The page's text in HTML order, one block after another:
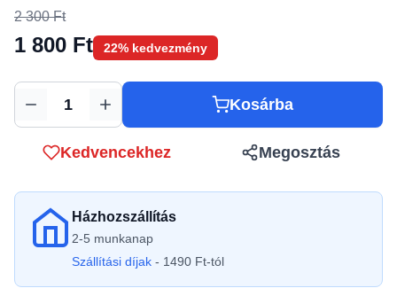
2 300 Ft
1 800 Ft 22% kedvezmény
Mennyiség Kosárba
Kedvencekhez Megosztás
Házhozszállítás
2-5 munkanap
Szállítási díjak - 1490 Ft-tól